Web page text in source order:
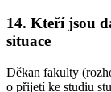
14. Kteří jsou
situace
Děkan fakulty
o přijetí ke studiu